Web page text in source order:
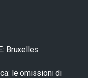
Bruxelles
le omissioni di